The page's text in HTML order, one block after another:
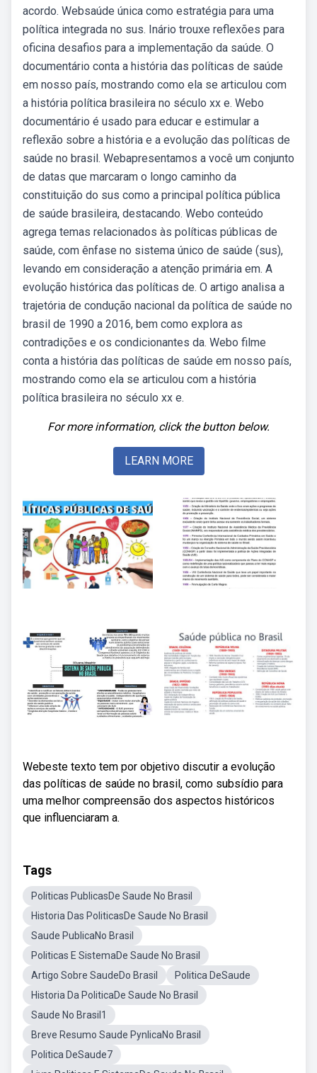
acordo. Websaúde única como estratégia para uma
política integrada no sus. Inário trouxe reflexões para
oficina desafios para a implementação da saúde. O
documentário conta a história das políticas de saúde
em nosso país, mostrando como ela se articulou com
a história política brasileira no século xx e. Webo
documentário é usado para educar e estimular a
reflexão sobre a história e a evolução das políticas de
saúde no brasil. Webapresentamos a você um conjunto
de datas que marcaram o longo caminho da
constituição do sus como a principal política pública
de saúde brasileira, destacando. Webo conteúdo
agrega temas relacionados às políticas públicas de
saúde, com ênfase no sistema único de saúde (sus),
levando em consideração a atenção primária em. A
evolução histórica das políticas de. O artigo analisa a
trajetória de condução nacional da política de saúde no
brasil de 1990 a 2016, bem como explora as
contradições e os condicionantes da. Webo filme
conta a história das políticas de saúde em nosso país,
mostrando como ela se articulou com a história
política brasileira no século xx e.
For more information, click the button below.
LEARN MORE
Webeste texto tem por objetivo discutir a evolução
das políticas de saúde no brasil, como subsídio para
uma melhor compreensão dos aspectos históricos
que influenciaram a.
Tags
Politicas PublicasDe Saude No Brasil
Historia Das PoliticasDe Saude No Brasil
Saude PublicaNo Brasil
Politicas E SistemaDe Saude No Brasil
Artigo Sobre SaudeDo Brasil
Politica DeSaude
Historia Da PoliticaDe Saude No Brasil
Saude No Brasil1
Breve Resumo Saude PynlicaNo Brasil
Politica DeSaude7